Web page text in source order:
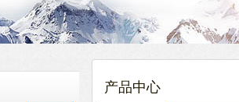
产品中心